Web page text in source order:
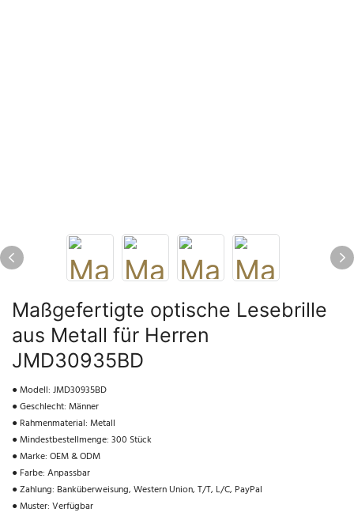
Maßgefertigte optische Lesebrille
aus Metall für Herren
JMD30935BD
● Modell: JMD30935BD
● Geschlecht: Männer
● Rahmenmaterial: Metall
● Mindestbestellmenge: 300 Stück
● Marke: OEM & ODM
● Farbe: Anpassbar
● Zahlung: Banküberweisung, Western Union, T/T, L/C, PayPal
● Muster: Verfügbar